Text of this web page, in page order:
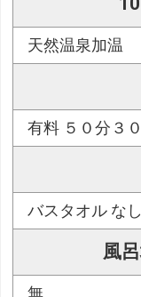
天然温泉加温
有料 ５０分３
バスタオル なし
風